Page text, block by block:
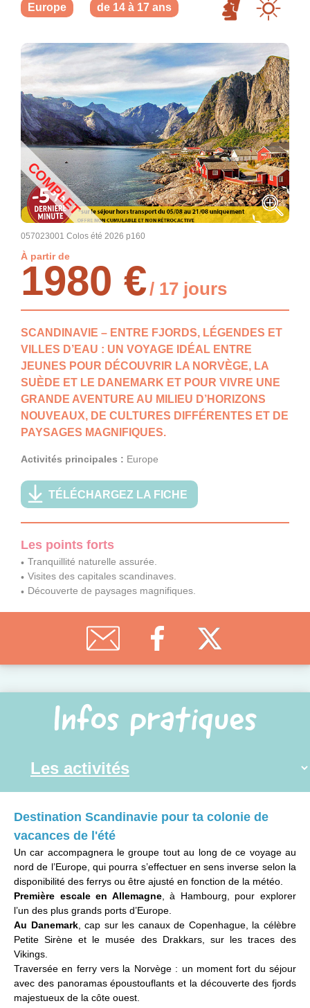
Europe de 14 à 17 ans
COMPLET
057023001 Colos été 2026 p160
À partir de
1980 €/ 17 jours
SCANDINAVIE – ENTRE FJORDS, LÉGENDES ET
VILLES D’EAU : UN VOYAGE IDÉAL ENTRE
JEUNES POUR DÉCOUVRIR LA NORVÈGE, LA
SUÈDE ET LE DANEMARK ET POUR VIVRE UNE
GRANDE AVENTURE AU MILIEU D’HORIZONS
NOUVEAUX, DE CULTURES DIFFÉRENTES ET DE
PAYSAGES MAGNIFIQUES.
Activités principales : Europe
TÉLÉCHARGEZ LA FICHE
Les points forts
Tranquillité naturelle assurée.
Visites des capitales scandinaves.
Découverte de paysages magnifiques.
Infos pratiques
Destination Scandinavie pour ta colonie de
vacances de l'été
Un car accompagnera le groupe tout au long de ce voyage au
nord de l’Europe, qui pourra s’effectuer en sens inverse selon la
disponibilité des ferrys ou être ajusté en fonction de la météo.
Première escale en Allemagne, à Hambourg, pour explorer
l’un des plus grands ports d’Europe.
Au Danemark, cap sur les canaux de Copenhague, la célèbre
Petite Sirène et le musée des Drakkars, sur les traces des
Vikings.
Traversée en ferry vers la Norvège : un moment fort du séjour
avec des panoramas époustouflants et la découverte des fjords
majestueux de la côte ouest.